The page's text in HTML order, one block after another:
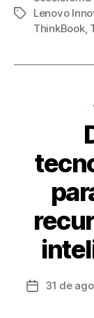
e
o
er
Etiquetas
Lenovo
ThinkBook,
Fecha
31 de